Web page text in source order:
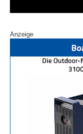
Anzeige